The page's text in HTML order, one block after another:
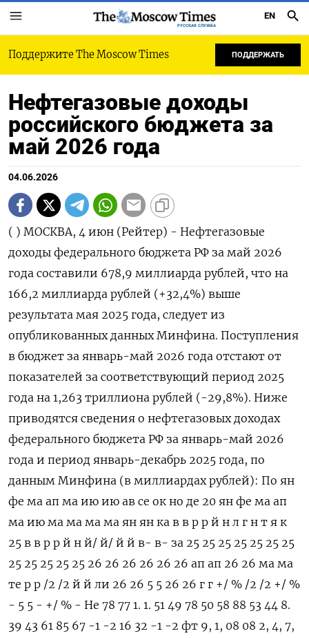
РУССКАЯ СЛУЖБА
EN
Поддержите The Moscow Times ПОДДЕРЖАТЬ
Нефтегазовые доходы
российского бюджета за
май 2026 года
04.06.2026
( ) МОСКВА, 4 июн (Рейтер) - Нефтегазовые доходы федерального бюджета РФ за май 2026 года составили 678,9 миллиарда ‌рублей, что на 166,2 миллиарда рублей (+32,4%) выше результата мая 2025 года, следует из опубликованных данных ​Минфина. Поступления в бюджет ​за ​январь-май 2026 года ⁠отстают от показателей за ‌соответствующий период 2025 года ‌на 1,263 триллиона рублей (-29,8%). Ниже приводятся сведения о нефтегазовых ​доходах федерального бюджета РФ за ‌январь-май 2026 года и период январь-декабрь ​2025 года, по данным Минфина (в миллиардах рублей): По ян фе ма ап ма ию ию ав се ок но де 20 ян фе ма ап ма ию ма ма ма ма ян ян ка в в р р й н л г н т я к 25 в в р р й н й/ й/ й й в- в- за 25 25 25 25 25 25 25 25 25 25 25 25 26 26 26 26 26 26 ап ап 26 26 ма ма те р р /2 /2 й й ли 26 26 5 5 26 26 г г +/ % /2 /2 +/ % - 5 5 - +/ % - Не 78 77 1. 1. 51 49 78 50 58 88 53 44 8. 39 43 61 85 67 -1 -2 16 32 -1 -2 фт 9, 1, 08 08 2, 4, 7, 5, 2, 8, 0, 7, 47 3, 2, 7, 5, 8, 76 0, 6, ,4 .2 9, ег 1 3 1, 5, 7 8 3 0 5 6 9 8 6, 3 3 0 6 9 ,7 7 2 62 8 аз 3 6 8 ,9 ов ые до хо ды , вс ег о На 1. 1. 77 76 64 60 63 67 67 67 65 54 8. 44 43 44 91 1. 97 10 36 56 -1 -2 ло 04 02 6, 9, 7, 9, 4, 5, 7, 1, 0, 8, 73 0, 7, 2, 6, 01 ,4 ,6 7, ,7 .0 3, г 9, 9, 5 1 2 4 1 7 2 3 5 8 8, 3 7 9 8 4, 0 19 9 на 1 7 6 2 ,7 до бы чу по ле зн ых ис ко па ем ых (Н ДП И) Не 84 86 64 63 53 50 54 57 57 57 53 43 7. 33 31 32 77 87 10 13 34 63 -9 -2 фт 0, 8, 6, 3, 2, 6, 3, 9, 8, 4, 0, 0, 26 1, 4, 6, 1, 2, 1, ,2 0, ,9 03 5, ь 4 2 4 6 5 1 4 6 8 6 8 7 5, 9 4 8 3 9 6 4 ,8 7 1 Га 14 92 77 82 68 58 51 56 55 55 74 76 89 70 88 85 92 83 -9 -9 15 22 -4 -9 з 3, ,7 ,4 ,9 ,0 ,4 ,1 ,3 ,9 ,5 ,8 ,7 3, ,9 ,9 ,5 ,5 ,4 ,1 ,8 ,4 ,6 3, ,4 8 6 6 Га 64 68 52 52 46 44 39 39 42 41 44 41 57 37 34 30 52 58 5, 9, 11 24 -7 -2 зо ,9 ,8 ,7 ,6 ,7 ,9 ,6 ,7 ,5 ,1 ,9 ,5 9, ,5 ,4 ,6 ,9 ,0 1 6 ,3 ,2 2, 5, вы 9 3 3 й ко нд ен са т Эк 73 69 47 17 13 20 25 28 42 38 42 38 45 40 47 36 56 47 -9 -1 33 23 7, 3, сп ,2 ,1 ,3 ,7 ,9 ,7 ,8 ,4 ,9 ,8 ,4 ,1 8, ,7 ,8 ,6 ,2 ,0 ,2 6, ,1 8, 1 2 ор 3 4 1 тн ая по шл ин а Не 0, 0, 0, 0, 0, 0, 0, 0, 0, 0, 0, 0, 0, 0, 0, 0, 0, 0, 0, 0, 0, 0, 0, 0, фт 0 0 0 0 0 0 0 0 0 0 0 0 0 0 0 0 0 0 0 0 0 0 0 0 ь Га 72 68 47 17 14 20 25 28 43 38 42 38 45 40 47 36 56 45 -1 -1 30 21 5, 2, з ,6 ,5 ,1 ,9 ,4 ,7 ,8 ,4 ,0 ,8 ,4 ,0 7, ,7 ,8 ,6 ,0 ,2 0, 9, ,8 3, 8 6 7 8 3 9 Не 0, 0, 0, -0 -0 0, -0 0, -0 0, 0, 0, 0, 0, 0, 0, 0, 1, 1, 80 2, -5 1, 15 фт 6 6 2 ,2 ,4 0 ,1 0 ,1 0 0 0 6 0 0 0 2 8 6 0, 2 50 2 0, еп 0 ,0 0 ро ду кт ы